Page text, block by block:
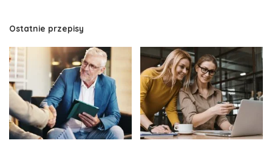
Ostatnie przepisy